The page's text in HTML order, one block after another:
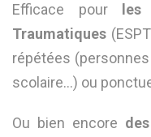
Efficace pour les
Traumatiques
répétées
scolaire…) ou
Ou bien encore